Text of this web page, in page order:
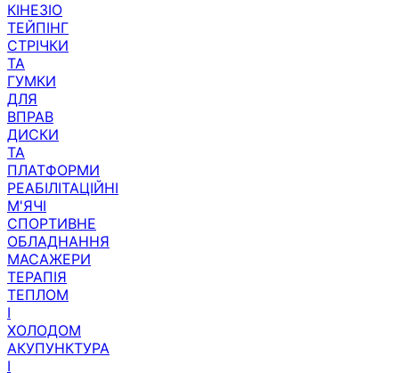
ТЕЙПІНГ
СТРІЧКИ
ТА
ГУМКИ
ДЛЯ
ВПРАВ
ДИСКИ
ТА
ПЛАТФОРМИ
РЕАБІЛІТАЦІЙНІ
М'ЯЧІ
СПОРТИВНЕ
ОБЛАДНАННЯ
МАСАЖЕРИ
ТЕРАПІЯ
ТЕПЛОМ
І
ХОЛОДОМ
АКУПУНКТУРА
І
АКУПРЕСУРА